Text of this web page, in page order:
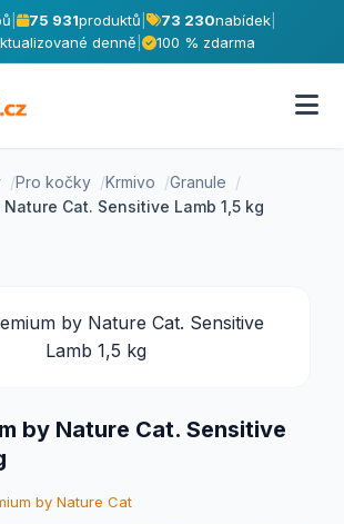
75 931produktů 73 230nabídek|
denně
100 % zdarma
Pro kočky Krmivo
Granule
Nature Cat. Sensitive Lamb 1,5 kg
by Nature Cat. Sensitive
by Nature Cat